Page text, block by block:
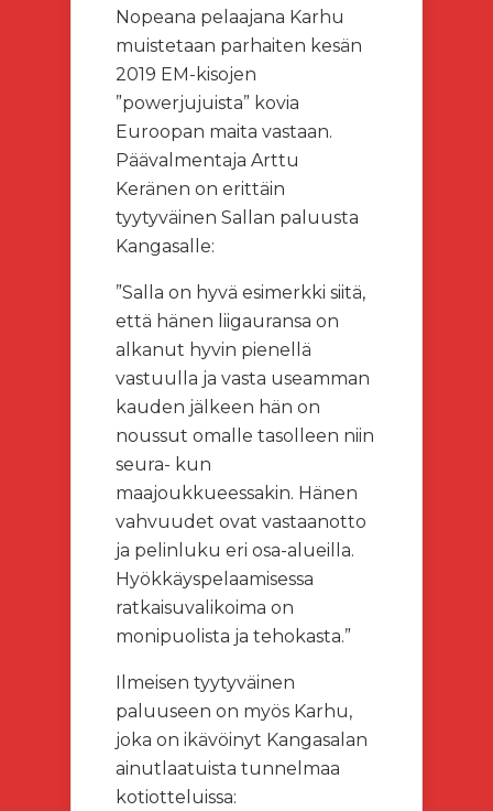
Nopeana pelaajana Karhu
muistetaan parhaiten kesän
2019 EM-kisojen
”powerjujuista” kovia
Euroopan maita vastaan.
Päävalmentaja Arttu
Keränen on erittäin
tyytyväinen Sallan paluusta
Kangasalle:
”Salla on hyvä esimerkki siitä,
että hänen liigauransa on
alkanut hyvin pienellä
vastuulla ja vasta useamman
kauden jälkeen hän on
noussut omalle tasolleen niin
seura- kun
maajoukkueessakin. Hänen
vahvuudet ovat vastaanotto
ja pelinluku eri osa-alueilla.
Hyökkäyspelaamisessa
ratkaisuvalikoima on
monipuolista ja tehokasta.”
Ilmeisen tyytyväinen
paluuseen on myös Karhu,
joka on ikävöinyt Kangasalan
ainutlaatuista tunnelmaa
kotiotteluissa: